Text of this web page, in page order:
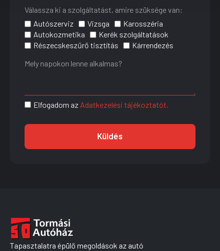
Válassza ki a szolgáltatást, amire szüksége van:
Autószerviz
Vizsga
Karosszéria
Autokozmetika
Kerék szolgáltatások
Részecskeszűrő tisztítás
Kárrendezés
Elfogadom az Adatkezelési tájékoztatót.
Küldés
Tapasztalatra épülő megoldások az autó